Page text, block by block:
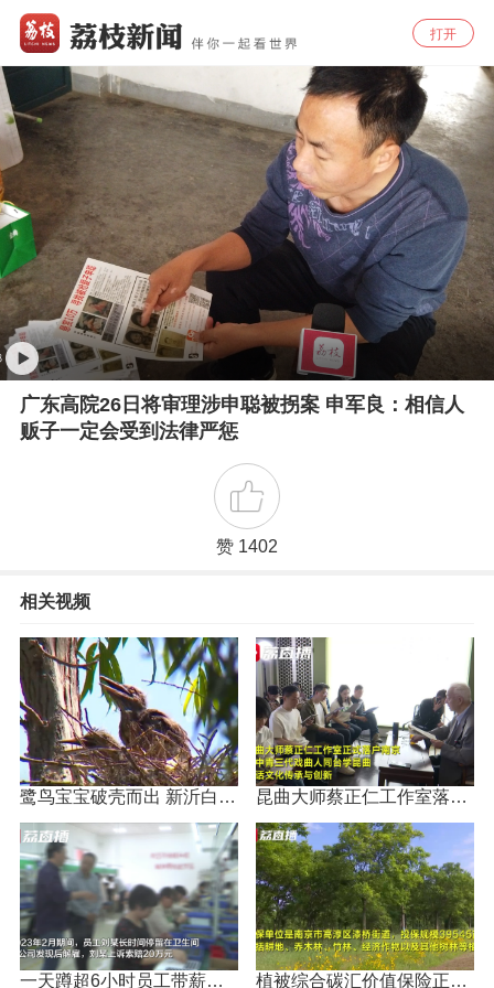
打开
广东高院26日将审理涉申聪被拐案 申军良：相信人
贩子一定会受到法律严惩
赞 1402
相关视频
鹭鸟宝宝破壳而出 新沂白鹭岛迎出生潮 昆曲大师蔡正仁工作室落户南京
一天蹲超6小时员工带薪如厕被辞 向公司索赔20万元 植被综合碳汇价值保险正式落地南京高淳